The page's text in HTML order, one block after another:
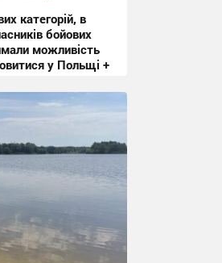
категорій, в
бойових
можливість
у Польщі +